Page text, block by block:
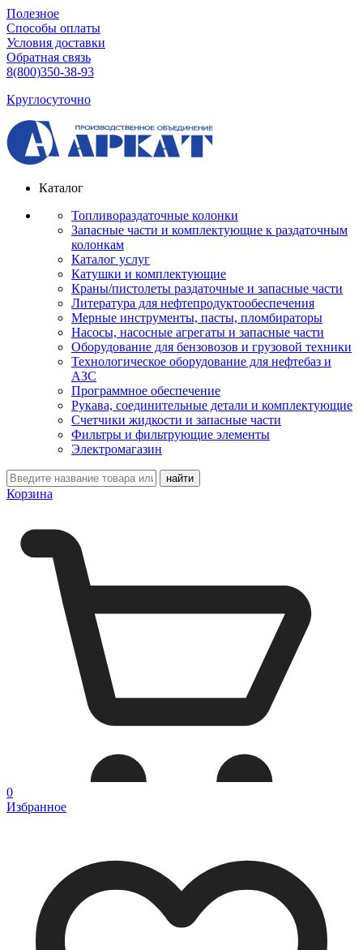
Полезное
Способы оплаты
Условия доставки
Обратная связь
8(800)350-38-93
Круглосуточно
Каталог
Топливораздаточные колонки
Запасные части и комплектующие к раздаточным
колонкам
Каталог услуг
Катушки и комплектующие
Краны/пистолеты раздаточные и запасные части
Литература для нефтепродуктообеспечения
Мерные инструменты, пасты, пломбираторы
Насосы, насосные агрегаты и запасные части
Оборудование для бензовозов и грузовой техники
Технологическое оборудование для нефтебаз и
АЗС
Программное обеспечение
Рукава, соединительные детали и комплектующие
Счетчики жидкости и запасные части
Фильтры и фильтрующие элементы
Электромагазин
Корзина
0
Избранное